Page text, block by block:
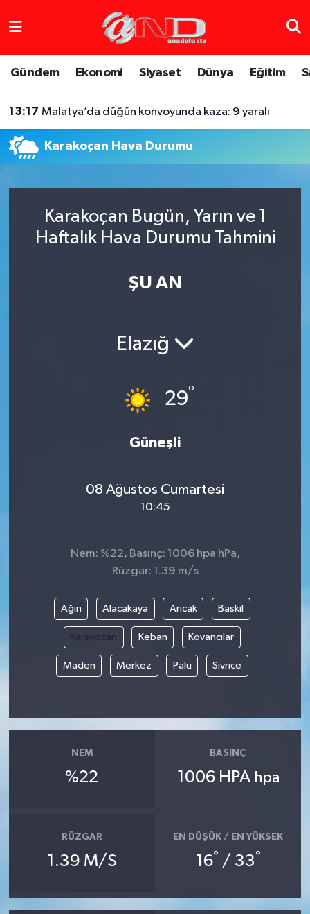
Gündem Ekonomi Siyaset Dünya Eğitim
13:17 Malatya’da düğün konvoyunda kaza: 9 yaralı
Karakoçan Hava Durumu
Karakoçan Bugün, Yarın ve 1
Haftalık Hava Durumu Tahmini
ŞU AN
Elazığ
29°
Güneşli
08 Ağustos Cumartesi
10:45
Nem: %22, Basınç: 1006 hpa hPa,
Rüzgar: 1.39 m/s
Ağın Alacakaya Arıcak Baskil
Karakoçan Keban Kovancılar
Maden Merkez Palu Sivrice
NEM
%22
BASINÇ
1006 HPA hpa
RÜZGAR
1.39 M/S
EN DÜŞÜK / EN YÜKSEK
16° / 33°
Gündem
Haber Arşivi